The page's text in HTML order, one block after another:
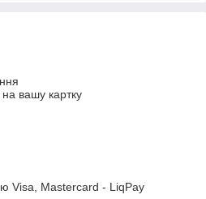
вашу картку
Visa, Mastercard - LiqPay